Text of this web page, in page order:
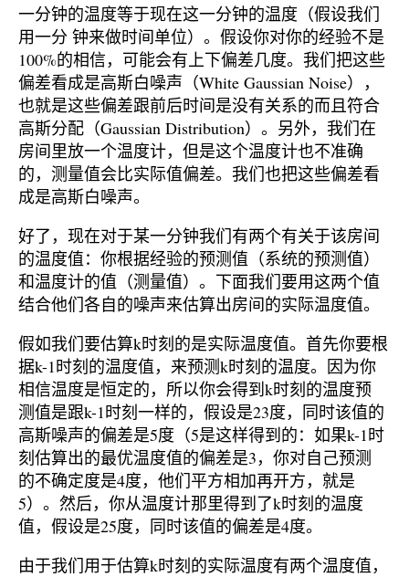
一分钟的温度等于现在这一分钟的温度（假设我们
用一分 钟来做时间单位）。假设你对你的经验不是
100%的相信，可能会有上下偏差几度。我们把这些
偏差看成是高斯白噪声（White Gaussian Noise），
也就是这些偏差跟前后时间是没有关系的而且符合
高斯分配（Gaussian Distribution）。另外，我们在
房间里放一个温度计，但是这个温度计也不准确
的，测量值会比实际值偏差。我们也把这些偏差看
成是高斯白噪声。
好了，现在对于某一分钟我们有两个有关于该房间
的温度值：你根据经验的预测值（系统的预测值）
和温度计的值（测量值）。下面我们要用这两个值
结合他们各自的噪声来估算出房间的实际温度值。
假如我们要估算k时刻的是实际温度值。首先你要根
据k-1时刻的温度值，来预测k时刻的温度。因为你
相信温度是恒定的，所以你会得到k时刻的温度预
测值是跟k-1时刻一样的，假设是23度，同时该值的
高斯噪声的偏差是5度（5是这样得到的：如果k-1时
刻估算出的最优温度值的偏差是3，你对自己预测
的不确定度是4度，他们平方相加再开方，就是
5）。然后，你从温度计那里得到了k时刻的温度
值，假设是25度，同时该值的偏差是4度。
由于我们用于估算k时刻的实际温度有两个温度值，